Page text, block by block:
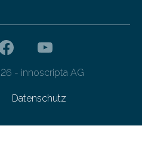
- innoscripta AG
Datenschutz